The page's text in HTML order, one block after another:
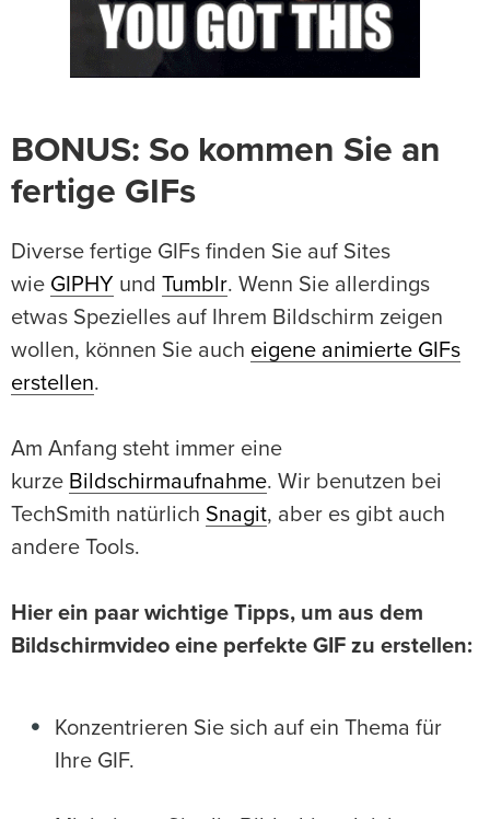
BONUS: So kommen Sie an
fertige GIFs
Diverse fertige GIFs finden Sie auf Sites
wie GIPHY und Tumblr. Wenn Sie allerdings
etwas Spezielles auf Ihrem Bildschirm zeigen
wollen, können Sie auch eigene animierte GIFs
erstellen.
Am Anfang steht immer eine
kurze Bildschirmaufnahme. Wir benutzen bei
TechSmith natürlich Snagit, aber es gibt auch
andere Tools.
Hier ein paar wichtige Tipps, um aus dem
Bildschirmvideo eine perfekte GIF zu erstellen:
Konzentrieren Sie sich auf ein Thema für
Ihre GIF.